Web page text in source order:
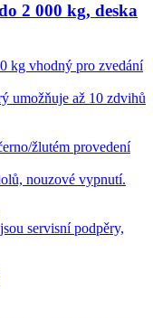
2 000 kg, deska
kg vhodný pro zvedání
umožňuje až 10 zdvihů
žlutém provedení
nouzové vypnutí.
servisní podpěry,